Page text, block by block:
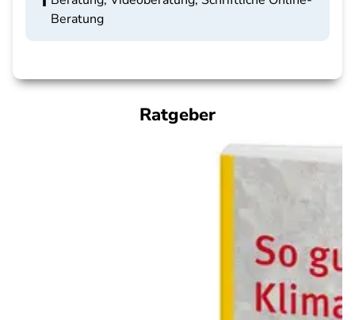
Beratung
Ratgeber